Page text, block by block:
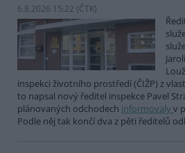
6.8.2026 15:22 (ČTK)
inspekci životního prostředí (ČIŽP) z
to napsal nový ředitel inspekce Pavel
plánovaných odchodech informovaly v
Podle něj tak končí dva z pěti ředitelů